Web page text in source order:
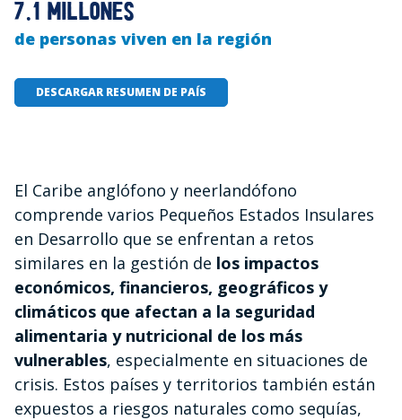
7.1 millones
de personas viven en la región
DESCARGAR RESUMEN DE PAÍS
El Caribe anglófono y neerlandófono
comprende varios Pequeños Estados Insulares
en Desarrollo que se enfrentan a retos
similares en la gestión de los impactos
económicos, financieros, geográficos y
climáticos que afectan a la seguridad
alimentaria y nutricional de los más
vulnerables, especialmente en situaciones de
crisis. Estos países y territorios también están
expuestos a riesgos naturales como sequías,